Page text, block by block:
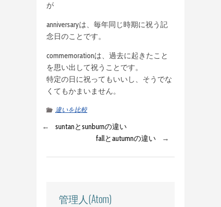
が
anniversaryは、毎年同じ時期に祝う記
念日のことです。
commemorationは、過去に起きたこと
を思い出して祝うことです。
特定の日に祝ってもいいし、そうでな
くてもかまいません。
違いを比較
←
suntanとsunburnの違い
fallとautumnの違い
→
管理人(Atom)